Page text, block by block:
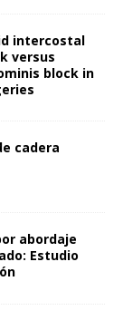
intercostal
versus
block in
cadera
abordaje
Estudio